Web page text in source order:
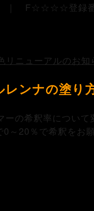
｜ F☆☆☆☆登録番
ニューアルのお知
ンナの塗り
ーの希釈率につい
～20％で希釈をお